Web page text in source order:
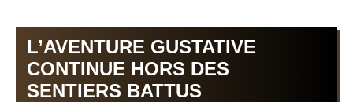
L’AVENTURE GUSTATIVE
CONTINUE HORS DES
SENTIERS BATTUS